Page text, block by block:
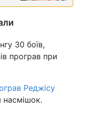
30 боїв,
програв при
Реджісу
насмішок.